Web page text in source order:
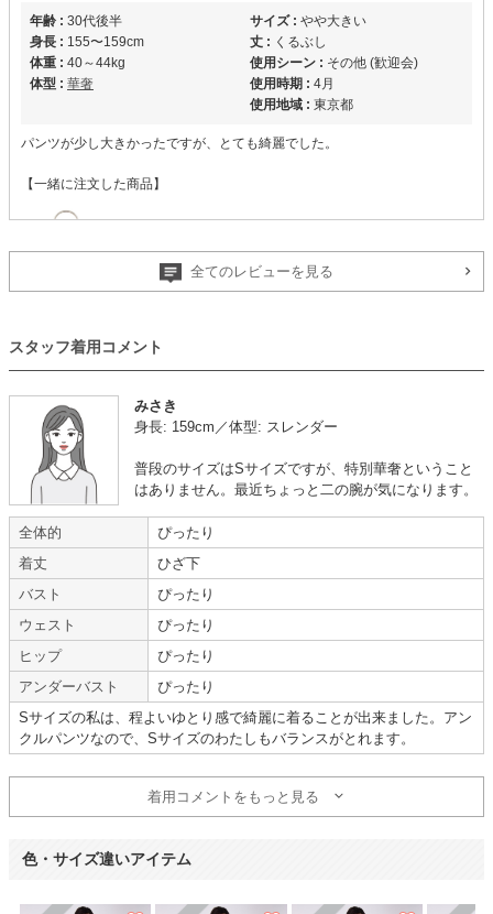
年齢 : 30代後半
身長 : 155〜159cm
体重 : 40～44kg
体型 : 華奢
サイズ : やや大きい
丈 : くるぶし
使用シーン : その他 (歓迎会)
使用時期 : 4月
使用地域 : 東京都
パンツが少し大きかったですが、とても綺麗でした。
【一緒に注文した商品】
年齢 :40代前半
身長 :155〜159cm
体重 : 45～49kg
体型 :標準
使用シーン :
使用地域 : 埼玉県
【一緒に注文した商品】
MAYGLOBE Veil 自由区
年齢 :40代前半
身長 :160〜164cm
体重 :45～49kg
サイズ :ぴったり
使用シーン : 卒入園・卒入学式
使用時期 :4月
使用地域 :福岡県
全てのレビューを見る
スタッフ着用コメント
みさき
身長: 159cm／体型: スレンダー
普段のサイズはSサイズですが、特別華奢ということ
はありません。最近ちょっと二の腕が気になります。
全体的
ぴったり
着丈
ひざ下
バスト
ぴったり
ウェスト
ぴったり
ヒップ
ぴったり
アンダーバスト
ぴったり
Sサイズの私は、程よいゆとり感で綺麗に着ることが出来ました。アン
クルパンツなので、Sサイズのわたしもバランスがとれます。
着用コメントをもっと見る
色・サイズ違いアイテム